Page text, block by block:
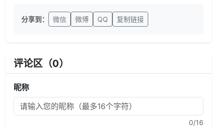
分享到： 微信 微博 QQ 复制链接
评论区（0）
昵称
0/16